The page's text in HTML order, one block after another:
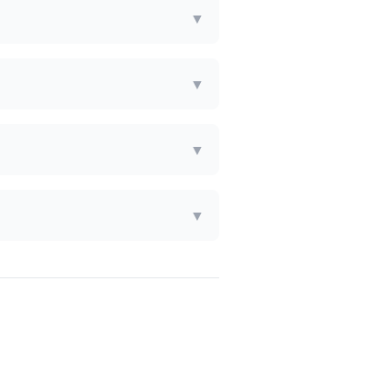
▼
▼
▼
▼